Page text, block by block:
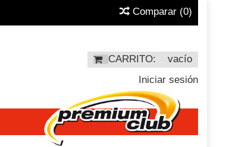
Comparar (0)
CARRITO:
vacío
Iniciar sesión